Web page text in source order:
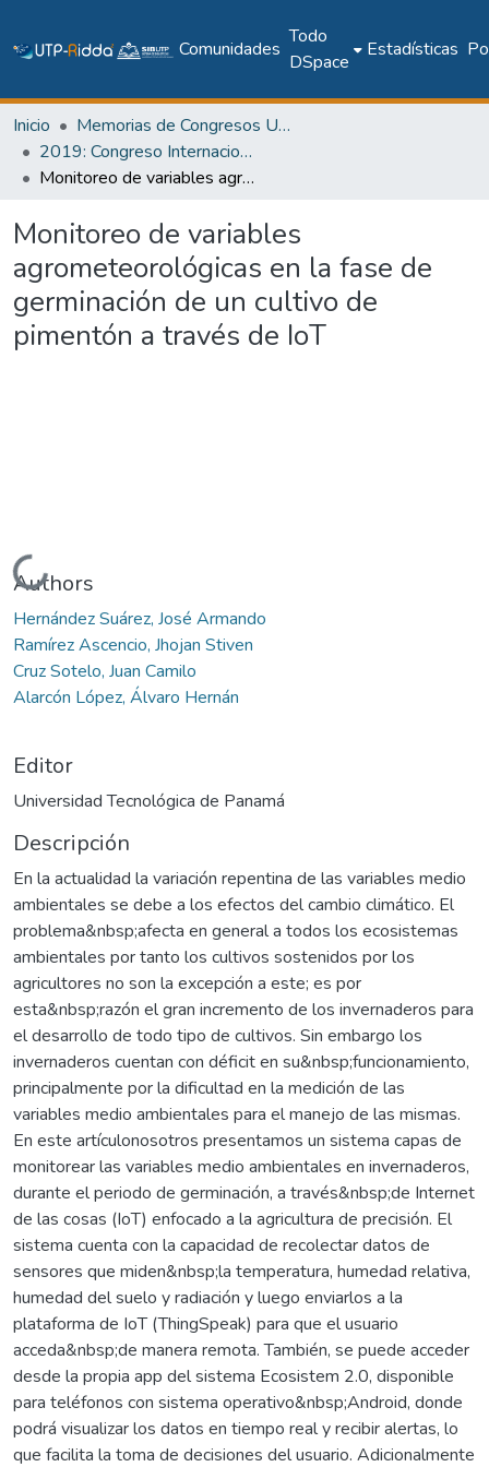
Comunidades
Todo
DSpace
Estadísticas
Inicio
Memorias de Congresos UTP
2019: Congreso Internacional en Inteligencia Ambiental, Ingeniería de Software y Salud Electrónica y Móvil – AmITIC 2019
Monitoreo de variables agrometeorológicas en la fase de germinación de un cultivo de pimentón a través de IoT
Monitoreo de variables
agrometeorológicas en la fase de
germinación de un cultivo de
pimentón a través de IoT
Cargando...
Authors
Hernández Suárez, José Armando
Ramírez Ascencio, Jhojan Stiven
Cruz Sotelo, Juan Camilo
Alarcón López, Álvaro Hernán
Editor
Universidad Tecnológica de Panamá
Descripción
En la actualidad la variación repentina de las variables medio
ambientales se debe a los efectos del cambio climático. El
problema&nbsp;afecta en general a todos los ecosistemas
ambientales por tanto los cultivos sostenidos por los
agricultores no son la excepción a este; es por
esta&nbsp;razón el gran incremento de los invernaderos para
el desarrollo de todo tipo de cultivos. Sin embargo los
invernaderos cuentan con déficit en su&nbsp;funcionamiento,
principalmente por la dificultad en la medición de las
variables medio ambientales para el manejo de las mismas.
En este artículonosotros presentamos un sistema capas de
monitorear las variables medio ambientales en invernaderos,
durante el periodo de germinación, a través&nbsp;de Internet
de las cosas (IoT) enfocado a la agricultura de precisión. El
sistema cuenta con la capacidad de recolectar datos de
sensores que miden&nbsp;la temperatura, humedad relativa,
humedad del suelo y radiación y luego enviarlos a la
plataforma de IoT (ThingSpeak) para que el usuario
acceda&nbsp;de manera remota. También, se puede acceder
desde la propia app del sistema Ecosistem 2.0, disponible
para teléfonos con sistema operativo&nbsp;Android, donde
podrá visualizar los datos en tiempo real y recibir alertas, lo
que facilita la toma de decisiones del usuario. Adicionalmente